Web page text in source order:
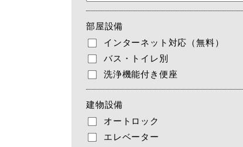
部屋設備
インターネット対応（無料）
バス・トイレ別
洗浄機能付き便座
建物設備
オートロック
エレベーター